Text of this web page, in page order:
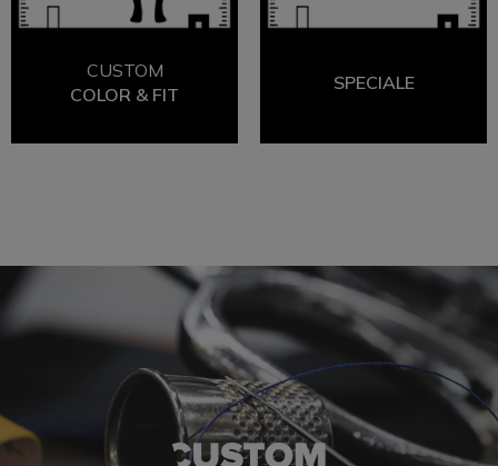
CUSTOM
COLOR & FIT
SPECIALE